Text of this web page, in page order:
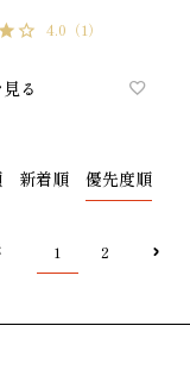
4.0 （1）
る
新着順 優先度順
1 2